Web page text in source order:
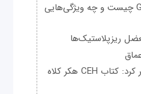
هوش مصنوعی Grok چیست و چه ویژگی‌هایی
ریزپلاستیک‌ها
ماهنامه شبکه منتشر کرد: کتاب CEH هکر کلاه